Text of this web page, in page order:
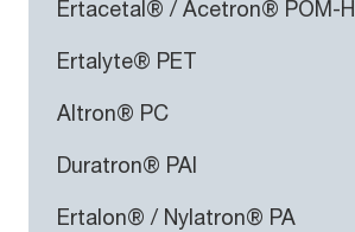
Ertacetal® / Acetron® POM-H
Ertalyte® PET
Altron® PC
Duratron® PAI
Ertalon® / Nylatron® PA